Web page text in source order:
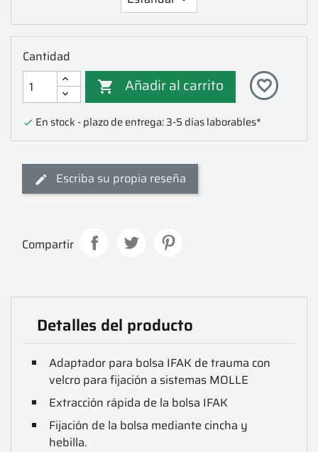
Cantidad
 Añadir al carrito favorite_border
 En stock - plazo de entrega: 3-5 días laborables*
Escriba su propia reseña
Compartir
Detalles del producto
Adaptador para bolsa IFAK de trauma con
velcro para fijación a sistemas MOLLE
Extracción rápida de la bolsa IFAK
Fijación de la bolsa mediante cincha y
hebilla.